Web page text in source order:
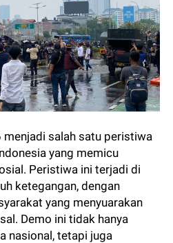
salah satu peristiwa
yang memicu
Peristiwa ini terjadi di
ketegangan, dengan
yang menyuarakan
Demo ini tidak hanya
nasional, tetapi juga